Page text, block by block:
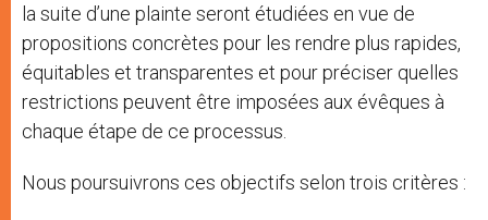
la suite d’une plainte seront étudiées en vue de
propositions concrètes pour les rendre plus rapides,
équitables et transparentes et pour préciser quelles
restrictions peuvent être imposées aux évêques à
chaque étape de ce processus.
Nous poursuivrons ces objectifs selon trois critères :